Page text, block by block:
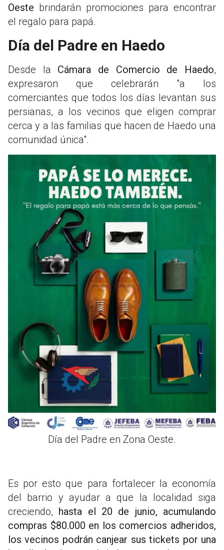
Oeste brindarán promociones para encontrar
el regalo para papá.
Día del Padre en Haedo
Desde la Cámara de Comercio de Haedo,
expresaron que celebrarán "a los
comerciantes que todos los días levantan sus
persianas, a los vecinos que eligen comprar
cerca y a las familias que hacen de Haedo una
comunidad única".
Día del Padre en Zona Oeste.
Es por esto que para fortalecer la economía
del barrio y ayudar a que la localidad siga
creciendo, hasta el 20 de junio, acumulando
compras $80.000 en los comercios adheridos,
los vecinos podrán canjear sus tickets por una